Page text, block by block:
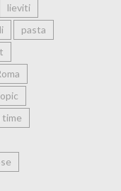
lieviti
pasta
time